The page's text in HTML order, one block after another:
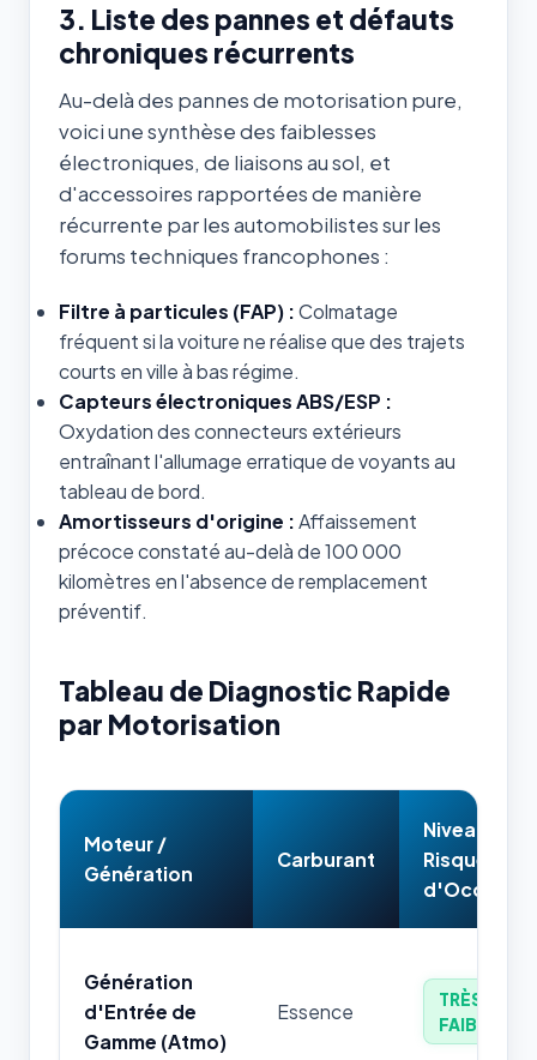
3. Liste des pannes et défauts
chroniques récurrents
Au-delà des pannes de motorisation pure,
voici une synthèse des faiblesses
électroniques, de liaisons au sol, et
d'accessoires rapportées de manière
récurrente par les automobilistes sur les
forums techniques francophones :
Filtre à particules (FAP) :Colmatage
fréquent si la voiture ne réalise que des trajets
courts en ville à bas régime.
Capteurs électroniques ABS/ESP :
Oxydation des connecteurs extérieurs
entraînant l'allumage erratique de voyants au
tableau de bord.
Amortisseurs d'origine :Affaissement
précoce constaté au-delà de 100 000
kilomètres en l'absence de remplacement
préventif.
Tableau de Diagnostic Rapide
par Motorisation
Moteur /
Génération
Carburant
Niveau de
Risque
d'Occasion
Génération
d'Entrée de
Gamme (Atmo)
Essence
TRÈS
FAIBLE